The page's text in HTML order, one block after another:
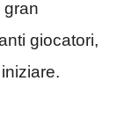
gran
giocatori,